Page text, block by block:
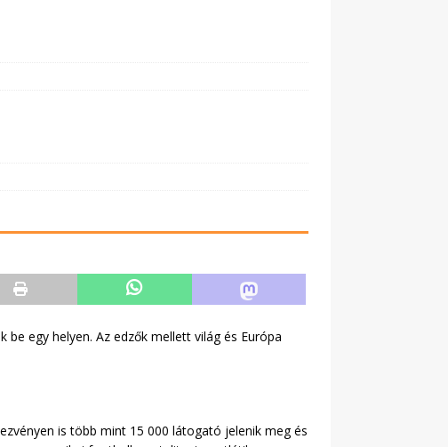
egy helyen. Az edzők mellett világ és Európa
is több mint 15 000 látogató jelenik meg és